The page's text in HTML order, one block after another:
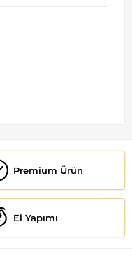
Premium Ürün
El Yapımı